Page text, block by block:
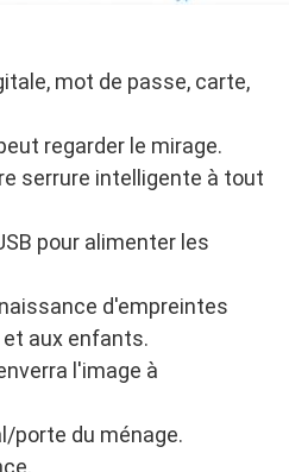
mot de passe, carte,
regarder le mirage.
serrure intelligente à tout
pour alimenter les
d'empreintes
aux enfants.
l'image à
porte du ménage.